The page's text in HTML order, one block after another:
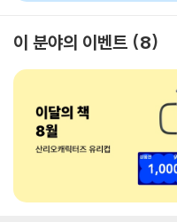
이 분야의 이벤트 8